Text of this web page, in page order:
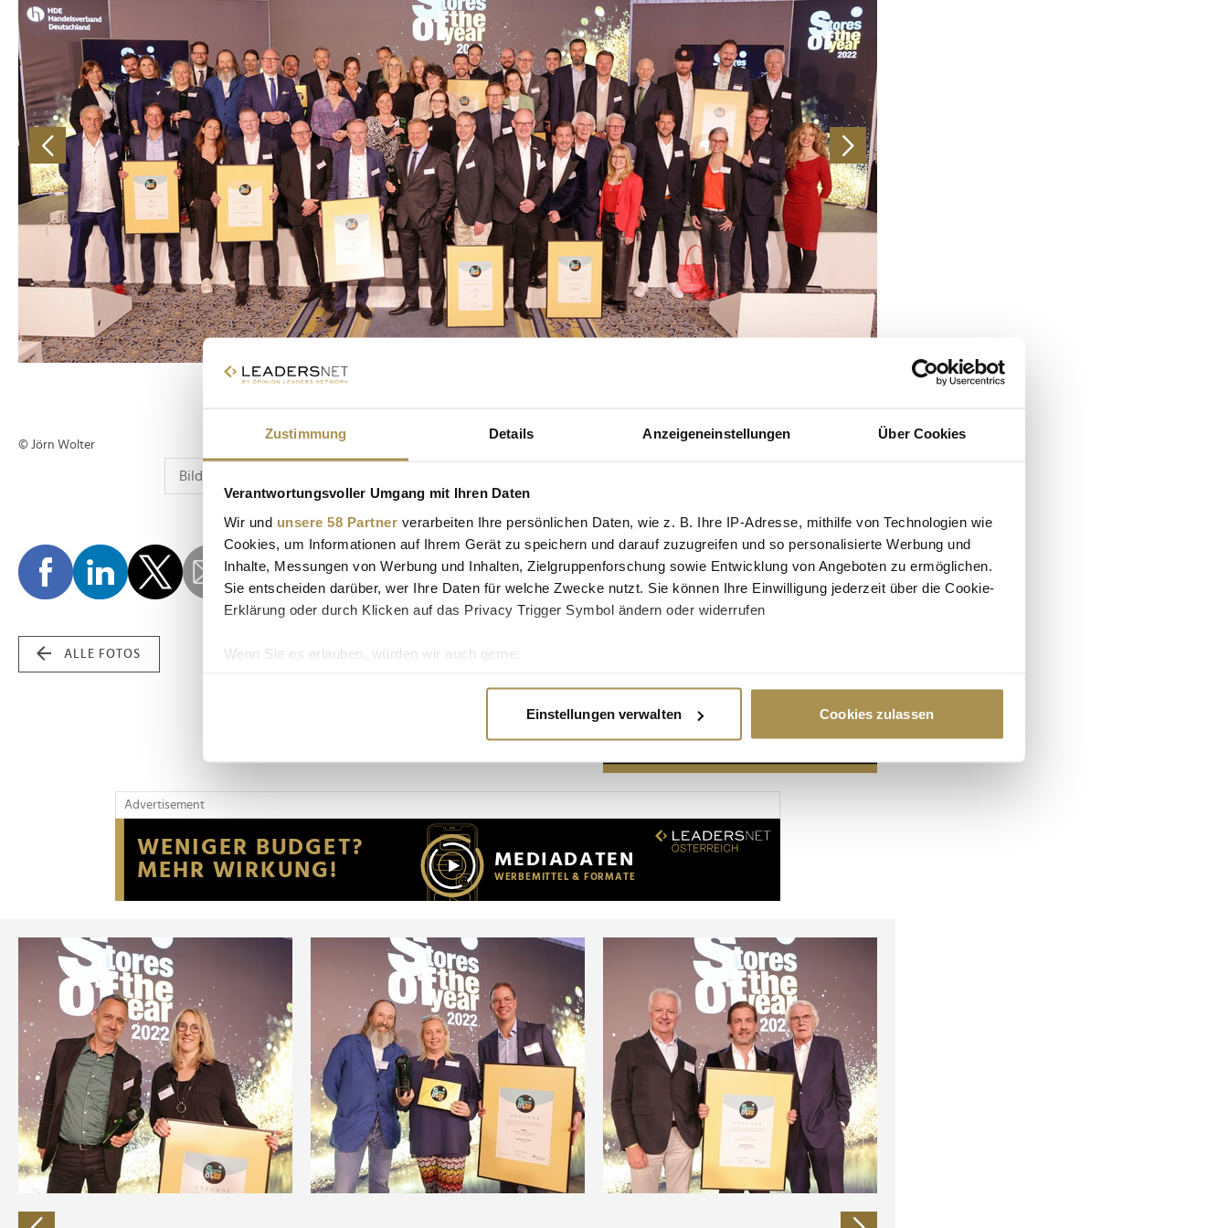
Zustimmung Details Anzeigeneinstellungen Über Cookies
Verantwortungsvoller Umgang mit Ihren Daten
Wir und unsere 58 Partner verarbeiten Ihre persönlichen Daten, wie z. B. Ihre IP-Adresse, mithilfe von Technologien wie
Cookies, um Informationen auf Ihrem Gerät zu speichern und darauf zuzugreifen und so personalisierte Werbung und
Inhalte, Messungen von Werbung und Inhalten, Zielgruppenforschung sowie Entwicklung von Angeboten zu ermöglichen.
Sie entscheiden darüber, wer Ihre Daten für welche Zwecke nutzt. Sie können Ihre Einwilligung jederzeit über die Cookie-
Erklärung oder durch Klicken auf das Privacy Trigger Symbol ändern oder widerrufen
Wenn Sie es erlauben, würden wir auch gerne:
Erfahren Sie mehr darüber, wie Ihre persönlichen Daten verarbeitet werden, und legen Sie Ihre Präferenzen im
Wir verwenden Cookies, um Inhalte und Anzeigen zu personalisieren, Funktionen für soziale Medien anbieten zu können
Website an unsere Partner für soziale Medien, Werbung und Analysen weiter. Unsere Partner führen diese Informationen
möglicherweise mit weiteren Daten zusammen, die Sie ihnen bereitgestellt haben oder die sie im Rahmen Ihrer Nutzung
der Dienste gesammelt haben.
Einstellungen verwalten Cookies zulassen
© Jörn Wolter
ALLE FOTOS
Advertisement
Advertisement